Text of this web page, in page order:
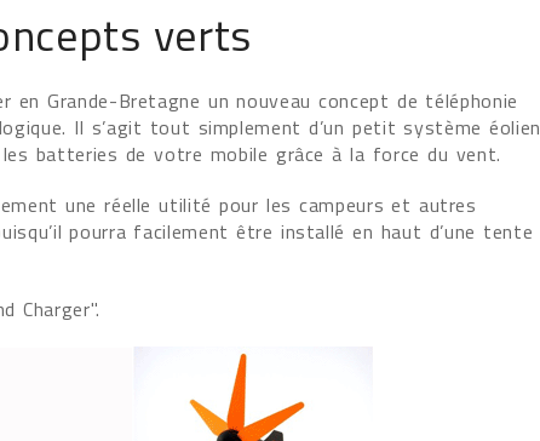
verts
en Grande-Bretagne un nouveau concept de téléphonie
Il s’agit tout simplement d’un petit système éolien
batteries de votre mobile grâce à la force du vent.
une réelle utilité pour les campeurs et autres
pourra facilement être installé en haut d’une tente
Charger".